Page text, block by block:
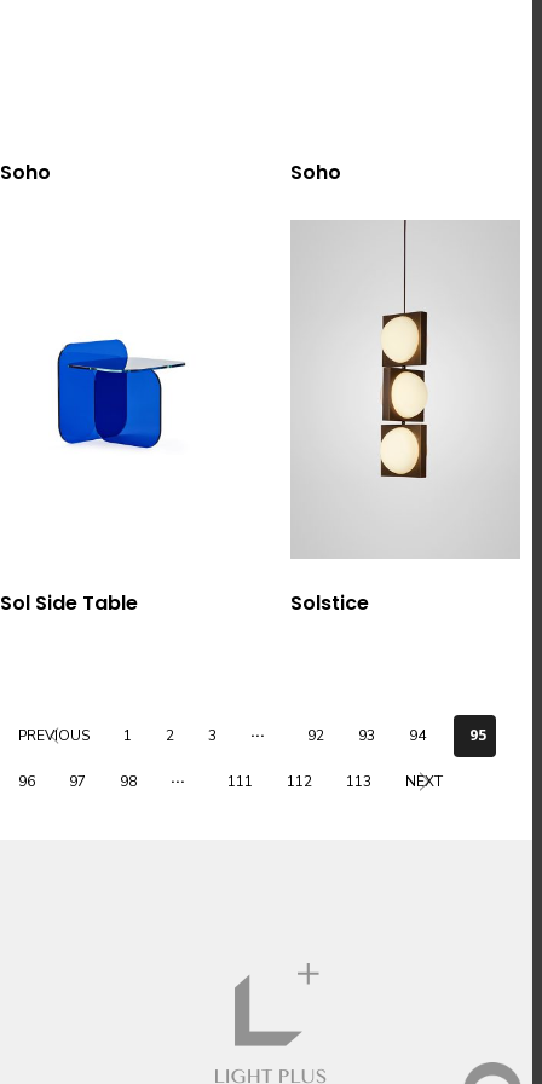
Soho Soho
Sol Side Table Solstice
PREVIOUS 1 2 3 ... 92 93 94 95
96 97 98 ... 111 112 113 NEXT